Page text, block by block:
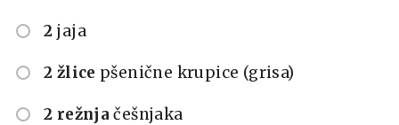
2 jaja
2 žlice pšenične krupice (grisa)
2 režnja češnjaka